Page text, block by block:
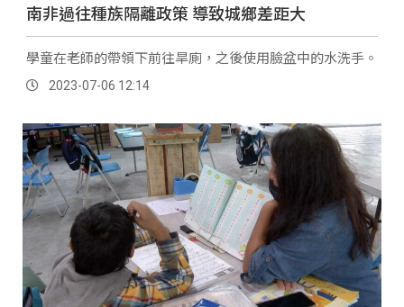
南非過往種族隔離政策 導致城鄉差距大
學童在老師的帶領下前往旱廁，之後使用臉盆中的水洗手。
2023-07-06 12:14